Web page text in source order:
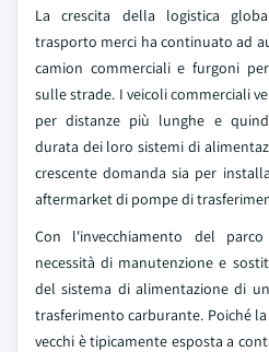
La crescita della logistica
trasporto merci ha continuato ad
camion commerciali e furgoni
sulle strade. I veicoli commerciali
per distanze più lunghe e
durata dei loro sistemi di
crescente domanda sia per
aftermarket di pompe di
Con l'invecchiamento del
necessità di manutenzione e
del sistema di alimentazione di
trasferimento carburante. Poiché
vecchi è tipicamente esposta a